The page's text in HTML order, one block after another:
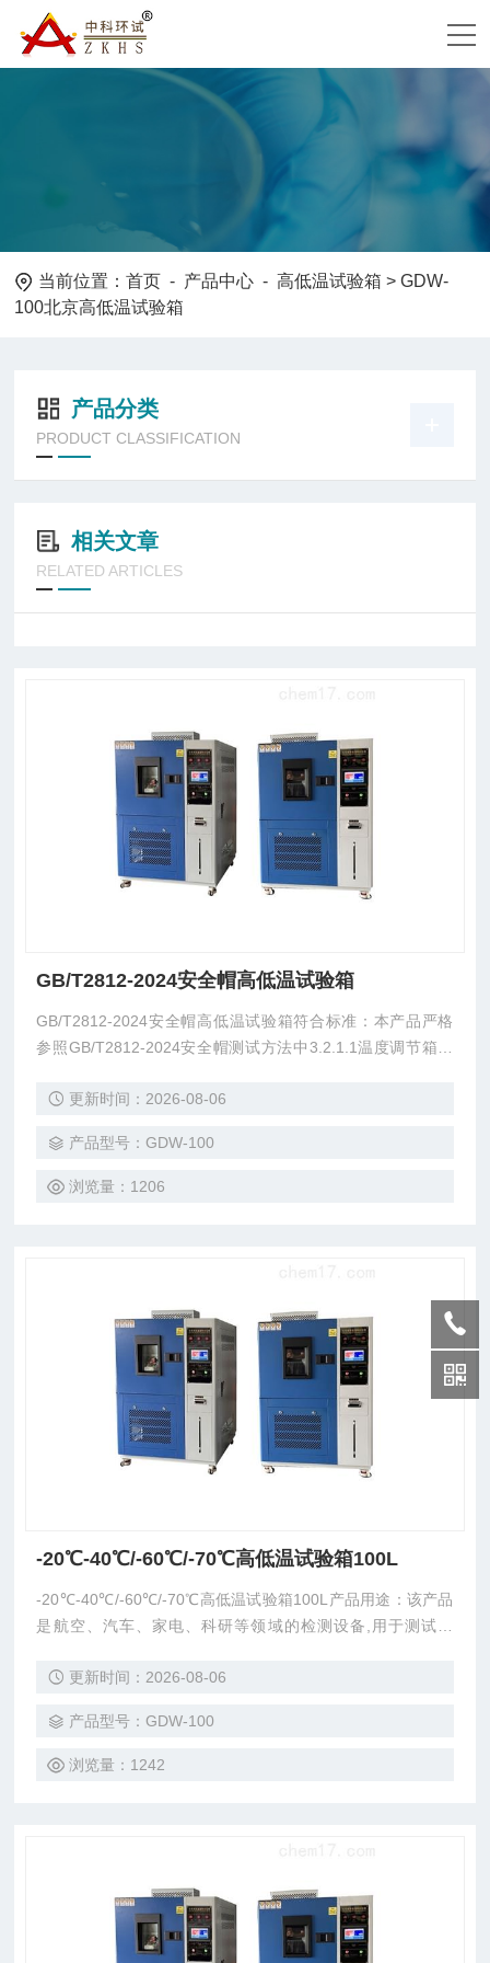
当前位置：首页 - 产品中心 -高低温试验箱 > GDW-
100北京高低温试验箱
产品分类
PRODUCT CLASSIFICATION
相关文章
RELATED ARTICLES
GB/T2812-2024安全帽高低温试验箱
GB/T2812-2024安全帽高低温试验箱符合标准：本产品严格
参照GB/T2812-2024安全帽测试方法中3.2.1.1温度调节箱测
±2℃或-20℃±2℃范围内可控制，箱内温度均匀，温度的调节
更新时间：2026-08-06
产品型号：GDW-100
浏览量：1206
-20℃-40℃/-60℃/-70℃高低温试验箱100L
-20℃-40℃/-60℃/-70℃高低温试验箱100L产品用途：该产品
是航空、汽车、家电、科研等领域的检测设备,用于测试电
温度环境变化参数及性能。
更新时间：2026-08-06
产品型号：GDW-100
浏览量：1242